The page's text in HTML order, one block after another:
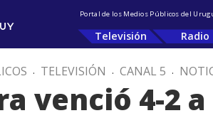
Portal de los Medios Públicos del
Televisión Radio
. TELEVISIÓN . CANAL 5 .
venció 4-2